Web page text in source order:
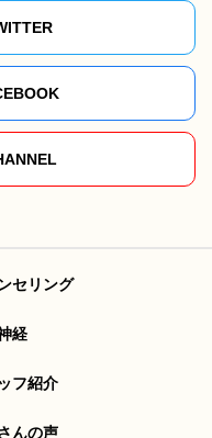
セリング
経
フ紹介
んの声